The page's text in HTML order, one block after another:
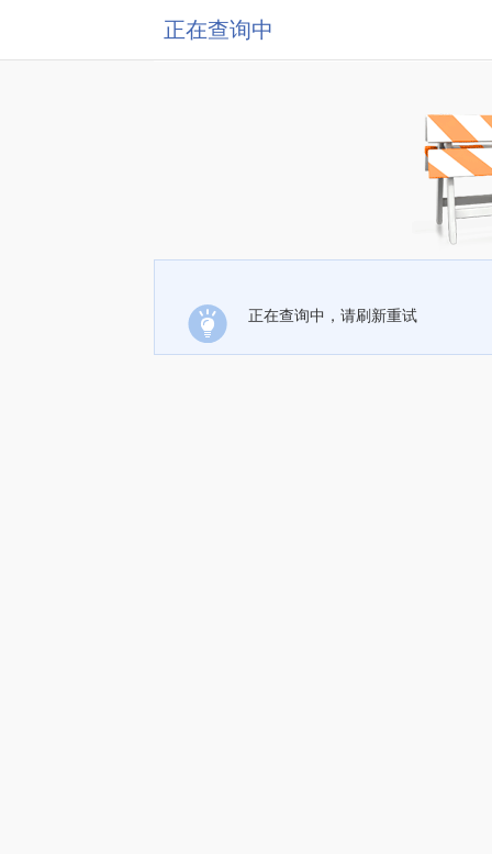
正在查询中
正在查询中，请刷新重试